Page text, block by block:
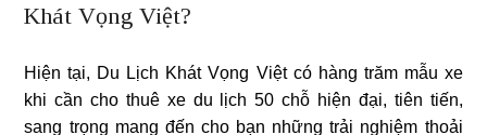
Khát Vọng Việt?
Hiện tại, Du Lịch Khát Vọng Việt có hàng trăm mẫu xe
khi cần cho thuê xe du lịch 50 chỗ hiện đại, tiên tiến,
sang trọng mang đến cho bạn những trải nghiệm thoải